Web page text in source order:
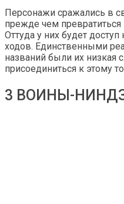
Персонажи сражались в
прежде чем
Оттуда у них будет
ходов. Единственными
названий были их низкая
присоединиться к этому
3 ВОИНЫ-